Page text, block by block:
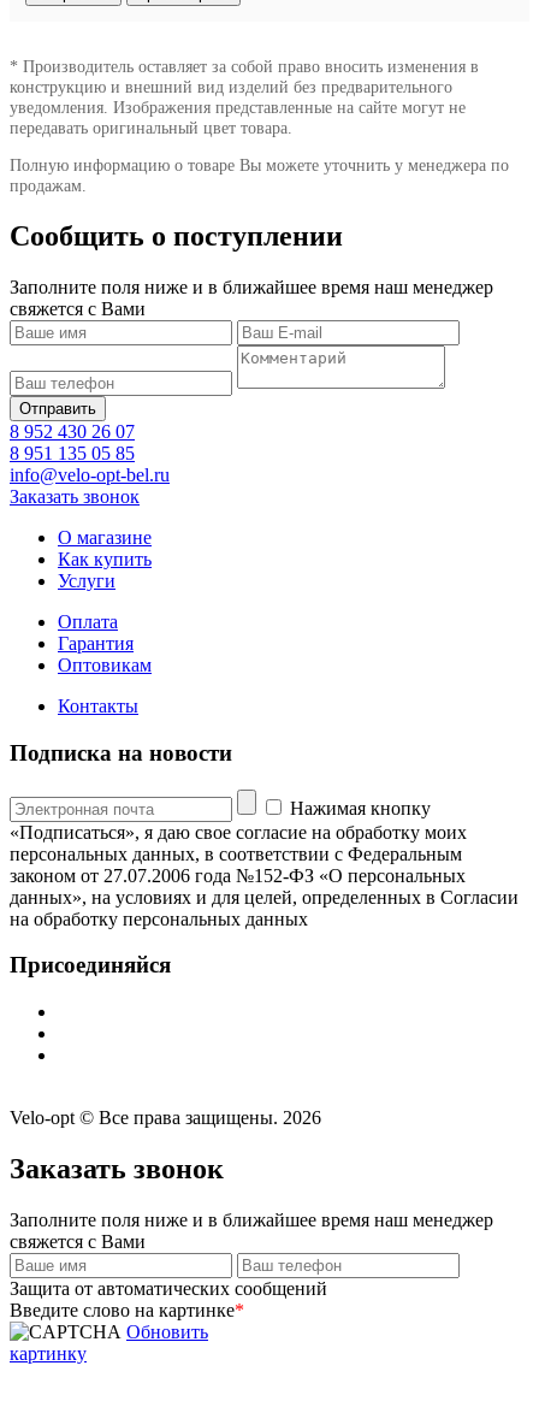
* Производитель оставляет за собой право вносить изменения в
конструкцию и внешний вид изделий без предварительного
уведомления. Изображения представленные на сайте могут не
передавать оригинальный цвет товара.
Полную информацию о товаре Вы можете уточнить у менеджера по
продажам.
Сообщить о поступлении
Заполните поля ниже и в ближайшее время наш менеджер
свяжется с Вами
8 952 430 26 07
8 951 135 05 85
info@velo-opt-bel.ru
Заказать звонок
О магазине
Как купить
Услуги
Оплата
Гарантия
Оптовикам
Контакты
Подписка на новости
Нажимая кнопку
«Подписаться», я даю свое согласие на обработку моих
персональных данных, в соответствии с Федеральным
законом от 27.07.2006 года №152-ФЗ «О персональных
данных», на условиях и для целей, определенных в Согласии
на обработку персональных данных
Присоединяйся
Velo-opt © Все права защищены. 2026
Заказать звонок
Заполните поля ниже и в ближайшее время наш менеджер
свяжется с Вами
Защита от автоматических сообщений
Введите слово на картинке*
Обновить
картинку